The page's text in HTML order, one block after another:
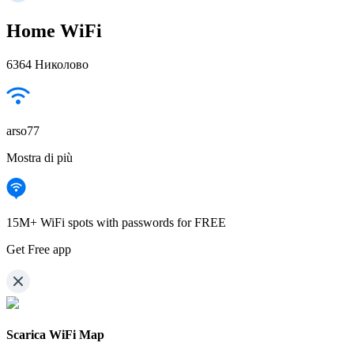
Home WiFi
6364 Николово
arso77
Mostra di più
15M+ WiFi spots with passwords for FREE
Get Free app
Scarica WiFi Map